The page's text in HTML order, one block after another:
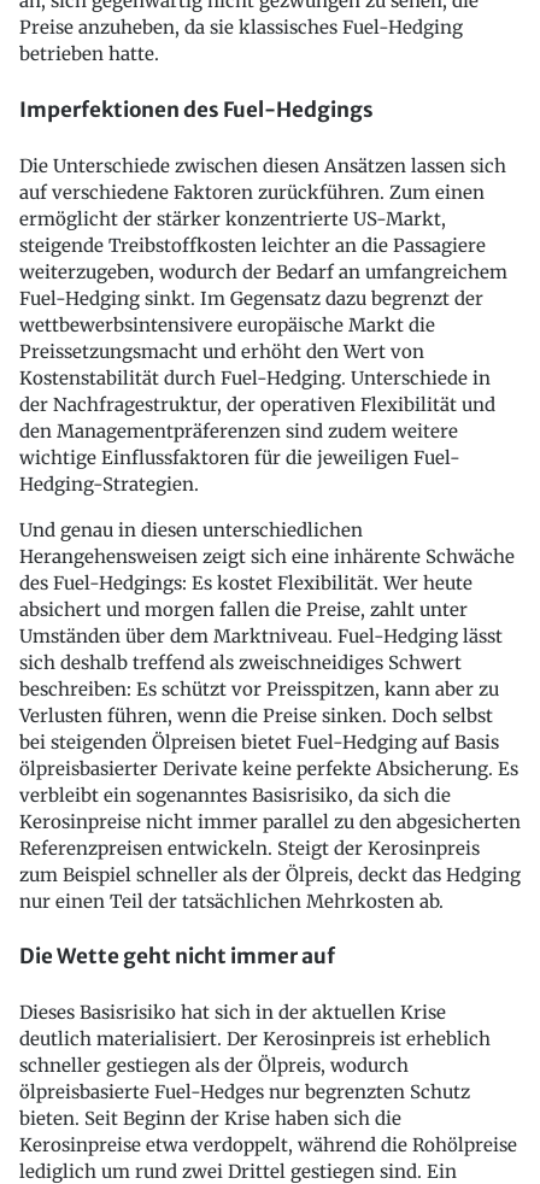
Preise anzuheben, da sie klassisches Fuel-Hedging
betrieben hatte.
Imperfektionen des Fuel-Hedgings
Die Unterschiede zwischen diesen Ansätzen lassen sich
auf verschiedene Faktoren zurückführen. Zum einen
ermöglicht der stärker konzentrierte US-Markt,
steigende Treibstoffkosten leichter an die Passagiere
weiterzugeben, wodurch der Bedarf an umfangreichem
Fuel-Hedging sinkt. Im Gegensatz dazu begrenzt der
wettbewerbsintensivere europäische Markt die
Preissetzungsmacht und erhöht den Wert von
Kostenstabilität durch Fuel-Hedging. Unterschiede in
der Nachfragestruktur, der operativen Flexibilität und
den Managementpräferenzen sind zudem weitere
wichtige Einflussfaktoren für die jeweiligen Fuel-
Hedging-Strategien.
Und genau in diesen unterschiedlichen
Herangehensweisen zeigt sich eine inhärente Schwäche
des Fuel-Hedgings: Es kostet Flexibilität. Wer heute
absichert und morgen fallen die Preise, zahlt unter
Umständen über dem Marktniveau. Fuel-Hedging lässt
sich deshalb treffend als zweischneidiges Schwert
beschreiben: Es schützt vor Preisspitzen, kann aber zu
Verlusten führen, wenn die Preise sinken. Doch selbst
bei steigenden Ölpreisen bietet Fuel-Hedging auf Basis
ölpreisbasierter Derivate keine perfekte Absicherung. Es
verbleibt ein sogenanntes Basisrisiko, da sich die
Kerosinpreise nicht immer parallel zu den abgesicherten
Referenzpreisen entwickeln. Steigt der Kerosinpreis
zum Beispiel schneller als der Ölpreis, deckt das Hedging
nur einen Teil der tatsächlichen Mehrkosten ab.
Die Wette geht nicht immer auf
Dieses Basisrisiko hat sich in der aktuellen Krise
deutlich materialisiert. Der Kerosinpreis ist erheblich
schneller gestiegen als der Ölpreis, wodurch
ölpreisbasierte Fuel-Hedges nur begrenzten Schutz
bieten. Seit Beginn der Krise haben sich die
Kerosinpreise etwa verdoppelt, während die Rohölpreise
lediglich um rund zwei Drittel gestiegen sind. Ein